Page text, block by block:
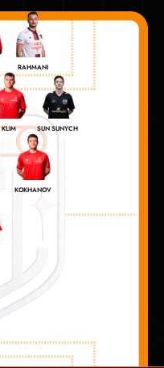
RAHMANI
KLIM SUN SUNYCH
KOKHANOV